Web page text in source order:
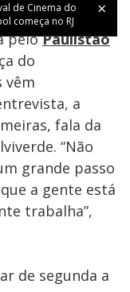
de Cinema do
começa no RJ
neste
peloPaulistão
do
vêm
a
fala da
“Não
grande passo
a gente está
trabalha”,
de segunda a